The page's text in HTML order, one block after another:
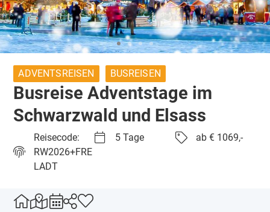
ADVENTSREISEN BUSREISEN
Busreise Adventstage im
Schwarzwald und Elsass
Reisecode:
RW2026+FRE
LADT
5 Tage ab € 1069,-